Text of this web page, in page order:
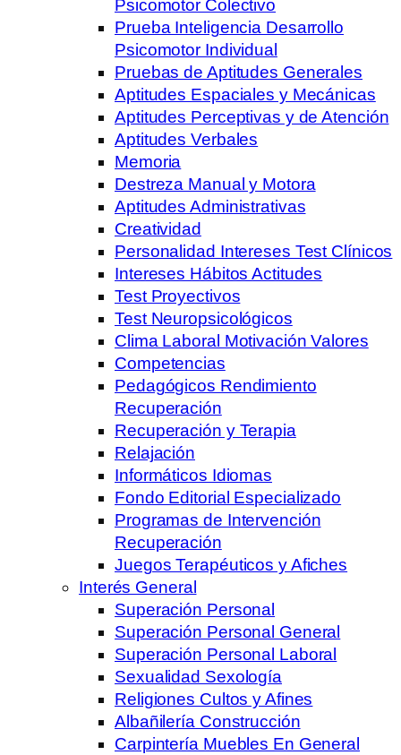
Psicomotor Colectivo
Prueba Inteligencia Desarrollo
Psicomotor Individual
Pruebas de Aptitudes Generales
Aptitudes Espaciales y Mecánicas
Aptitudes Perceptivas y de Atención
Aptitudes Verbales
Memoria
Destreza Manual y Motora
Aptitudes Administrativas
Creatividad
Personalidad Intereses Test Clínicos
Intereses Hábitos Actitudes
Test Proyectivos
Test Neuropsicológicos
Clima Laboral Motivación Valores
Competencias
Pedagógicos Rendimiento
Recuperación
Recuperación y Terapia
Relajación
Informáticos Idiomas
Fondo Editorial Especializado
Programas de Intervención
Recuperación
Juegos Terapéuticos y Afiches
Interés General
Superación Personal
Superación Personal General
Superación Personal Laboral
Sexualidad Sexología
Religiones Cultos y Afines
Albañilería Construcción
Carpintería Muebles En General